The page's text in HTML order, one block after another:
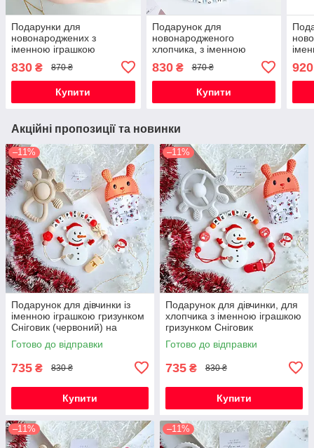
Подарунки для
новонароджених з
іменною іграшкою
виписку, хрестини, півроку,
для дівчинки
830 ₴ 870 ₴
Купити
Подарунок для
новонародженого
хлопчика, з іменною
іграшкою гризунок Єнот,
на виписку, хрестини,
півроку
830₴ 870 ₴
Купити
для
920
Акційні пропозиції та новинки
–11%
Подарунок для дівчинки із
іменною іграшкою гризунком
Сніговик (червоний) на
Новорічні свята
Готово до відправки
735 ₴ 830 ₴
Купити
–11%
Подарунок для дівчинки, для
хлопчика з іменною іграшкою
гризунком Сніговик
(червоний) на Новорічні
свята
Готово до відправки
735 ₴ 830 ₴
Купити
–11% –11%